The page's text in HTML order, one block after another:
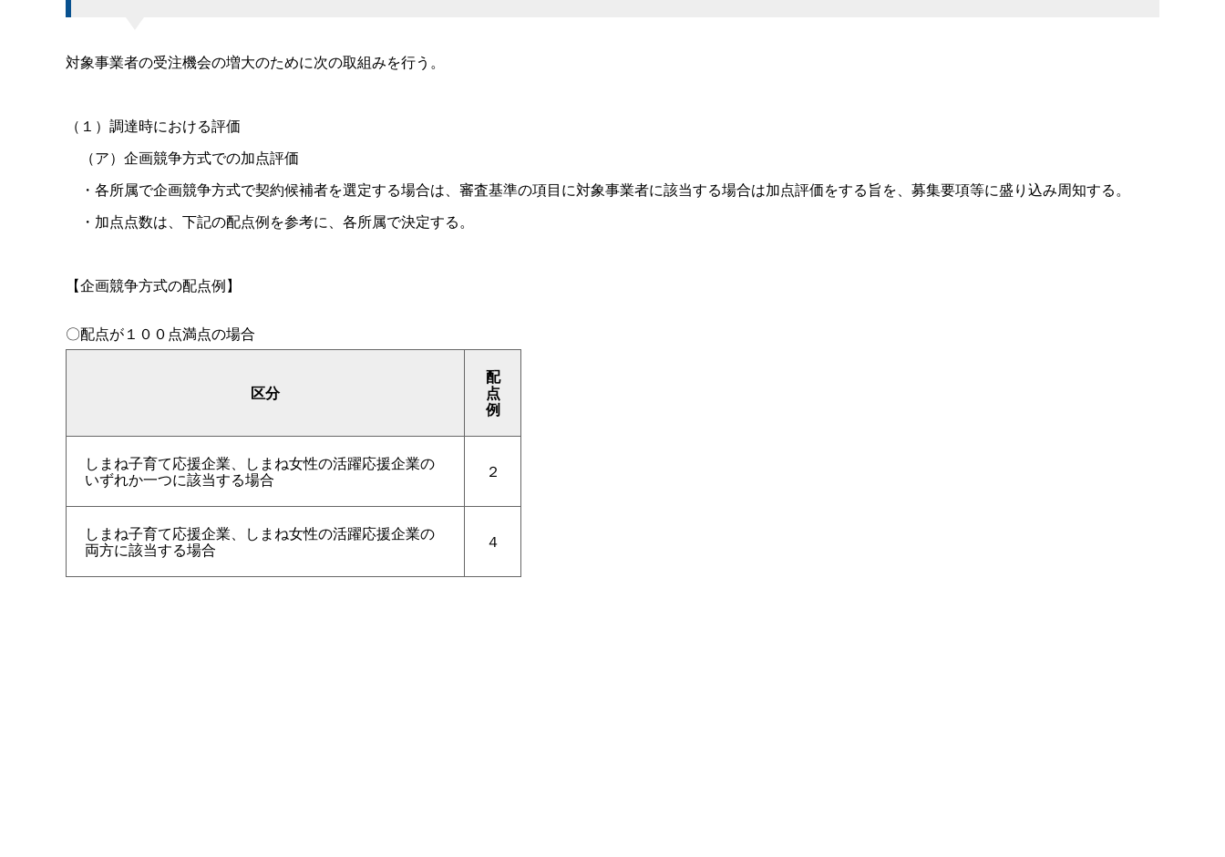
対象事業者の受注機会の増大のために次の取組みを行う。
（１）調達時における評価
（ア）企画競争方式での加点評価
・各所属で企画競争方式で契約候補者を選定する場合は、審査基準の項目に対象事業者に該当する場合は加点評価をする旨を、募集要項等に盛り込み周知する。
・加点点数は、下記の配点例を参考に、各所属で決定する。
【企画競争方式の配点例】
〇配点が１００点満点の場合
区分
配
点
例
しまね子育て応援企業、しまね女性の活躍応援企業の
いずれか一つに該当する場合 ２
しまね子育て応援企業、しまね女性の活躍応援企業の
両方に該当する場合 ４